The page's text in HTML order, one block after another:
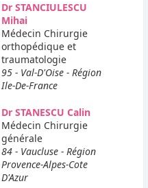
Dr STANCIULESCU
Mihai
Médecin Chirurgie
orthopédique et
traumatologie
95 - Val-D'Oise - Région
Ile-De-France
Dr STANESCU Calin
Médecin Chirurgie
générale
84 - Vaucluse - Région
Provence-Alpes-Cote
D'Azur